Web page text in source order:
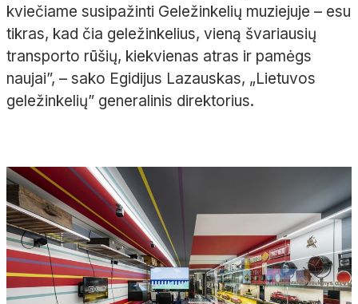
kviečiame susipažinti Geležinkelių muziejuje – esu
tikras, kad čia geležinkelius, vieną švariausių
transporto rūšių, kiekvienas atras ir pamėgs
naujai”, – sako Egidijus Lazauskas, „Lietuvos
geležinkelių” generalinis direktorius.